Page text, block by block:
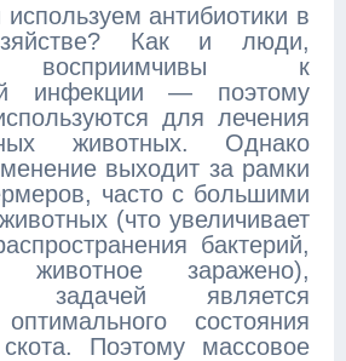
антибиотики в
Как и люди,
восприимчивы к
инфекции — поэтому
для лечения
животных. Однако
выходит за рамки
часто с большими
(что увеличивает
бактерий,
заражено),
задачей является
состояния
Поэтому массовое